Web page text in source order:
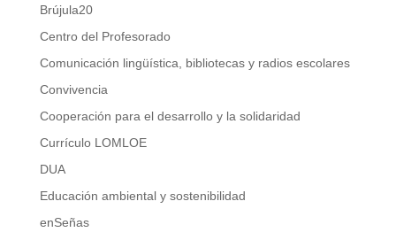
Brújula20
Centro del Profesorado
Comunicación lingüística, bibliotecas y radios escolares
Convivencia
Cooperación para el desarrollo y la solidaridad
Currículo LOMLOE
DUA
Educación ambiental y sostenibilidad
enSeñas